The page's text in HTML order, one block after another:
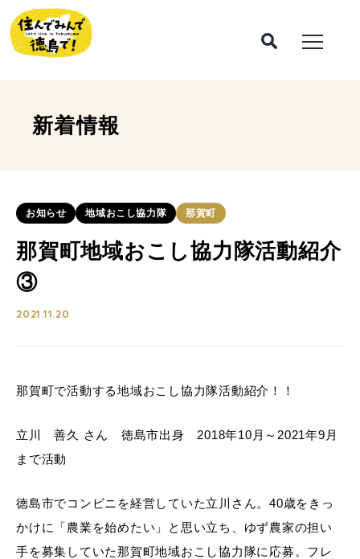
新着情報
お知らせ 地域おこし協力隊 那賀町
那賀町地域おこし協力隊活動紹介
③
2021.11.20
那賀町で活動する地域おこし協力隊活動紹介！！
立川 善久 さん 徳島市出身 2018年10月～2021年9月
まで活動
徳島市でコンビニを経営していた立川さん。40歳をきっ
かけに「農業を始めたい」と思い立ち、ゆず農家の担い
手を募集していた那賀町地域おこし協力隊に応募。フレ